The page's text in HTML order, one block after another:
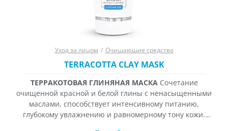
Уход за лицом / Очищающие средства
TERRACOTTA CLAY MASK
ТЕРРАКОТОВАЯ ГЛИНЯНАЯ МАСКАСочетание
очищенной красной и белой глины с ненасыщенными
маслами, способствует интенсивному питанию,
глубокому увлажнению и равномерному тону кожи.